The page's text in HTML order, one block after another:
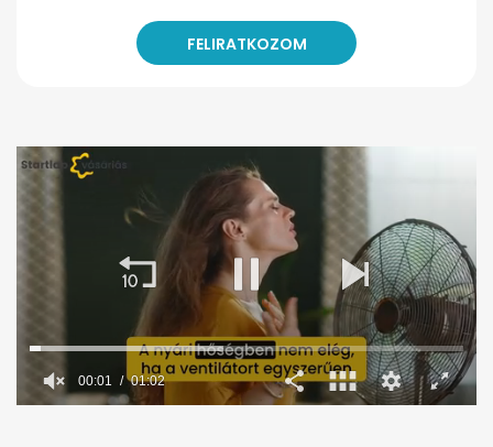
00:02 01:02